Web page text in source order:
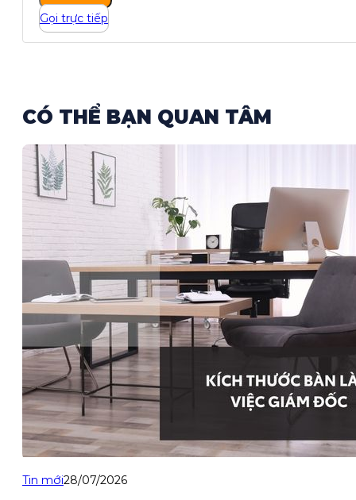
Gọi trực tiếp
CÓ THỂ BẠN QUAN TÂM
Tin mới28/07/2026